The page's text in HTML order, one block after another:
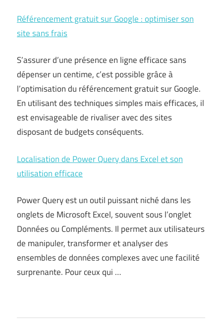
Référencement gratuit sur Google : optimiser son
site sans frais
S’assurer d’une présence en ligne efficace sans
dépenser un centime, c’est possible grâce à
l’optimisation du référencement gratuit sur Google.
En utilisant des techniques simples mais efficaces, il
est envisageable de rivaliser avec des sites
disposant de budgets conséquents.
Localisation de Power Query dans Excel et son
utilisation efficace
Power Query est un outil puissant niché dans les
onglets de Microsoft Excel, souvent sous l’onglet
Données ou Compléments. Il permet aux utilisateurs
de manipuler, transformer et analyser des
ensembles de données complexes avec une facilité
surprenante. Pour ceux qui …